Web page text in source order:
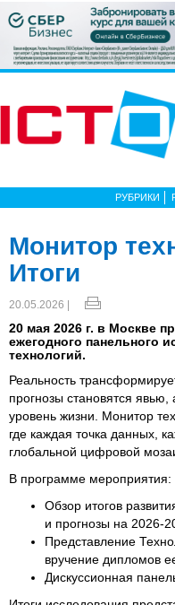
РУБРИКИ
Монитор
Итоги
20.05.2026 |
20 мая 2026 г. в Москве
ежегодного панельного
технологий.
Реальность
прогнозы становятся
уровень жизни. Монитор
где каждая точка данных,
глобальной цифровой
В программе мероприятия:
Обзор итогов
и прогнозы на 2026-
Представление
вручение дипломов
Дискуссионная